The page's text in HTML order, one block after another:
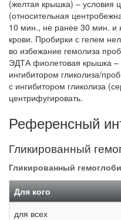
(желтая крышка) – условия
(относительная
10 мин., не ранее 30 мин. и
крови. Пробирки с гелем
во избежание гемолиза
ЭДТА фиолетовая крышка –
ингибитором гликолиза/
с ингибитором гликолиза
центрифугировать.
Референсный
Гликированный
Гликированный
Для кого
для всех